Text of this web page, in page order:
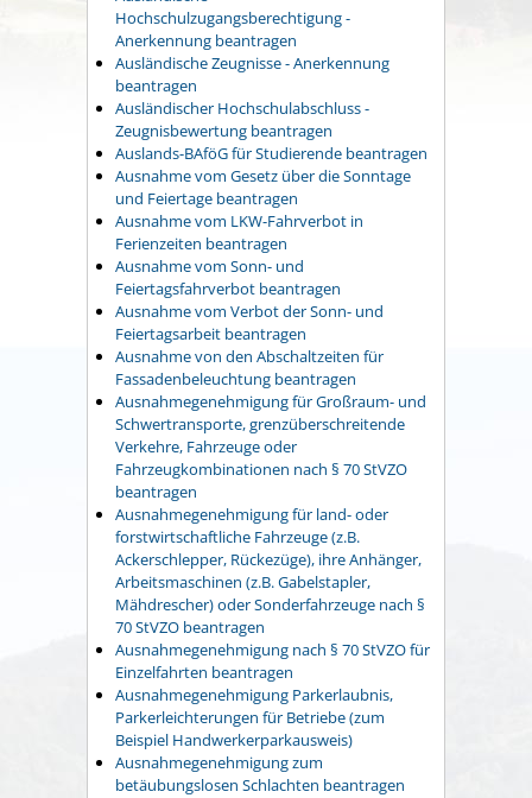
Hochschulzugangsberechtigung -
Anerkennung beantragen
Ausländische Zeugnisse - Anerkennung
beantragen
Ausländischer Hochschulabschluss -
Zeugnisbewertung beantragen
Auslands-BAföG für Studierende beantragen
Ausnahme vom Gesetz über die Sonntage
und Feiertage beantragen
Ausnahme vom LKW-Fahrverbot in
Ferienzeiten beantragen
Ausnahme vom Sonn- und
Feiertagsfahrverbot beantragen
Ausnahme vom Verbot der Sonn- und
Feiertagsarbeit beantragen
Ausnahme von den Abschaltzeiten für
Fassadenbeleuchtung beantragen
Ausnahmegenehmigung für Großraum- und
Schwertransporte, grenzüberschreitende
Verkehre, Fahrzeuge oder
Fahrzeugkombinationen nach § 70 StVZO
beantragen
Ausnahmegenehmigung für land- oder
forstwirtschaftliche Fahrzeuge (z.B.
Ackerschlepper, Rückezüge), ihre Anhänger,
Arbeitsmaschinen (z.B. Gabelstapler,
Mähdrescher) oder Sonderfahrzeuge nach §
70 StVZO beantragen
Ausnahmegenehmigung nach § 70 StVZO für
Einzelfahrten beantragen
Ausnahmegenehmigung Parkerlaubnis,
Parkerleichterungen für Betriebe (zum
Beispiel Handwerkerparkausweis)
Ausnahmegenehmigung zum
betäubungslosen Schlachten beantragen